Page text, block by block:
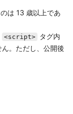
は 13 歳以上であ
<script>
タグ内
。ただし、公開後